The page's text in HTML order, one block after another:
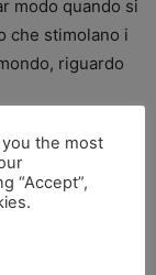
modo quando si
che stimolano i
riguardo
un mondo
the most
“Accept”,